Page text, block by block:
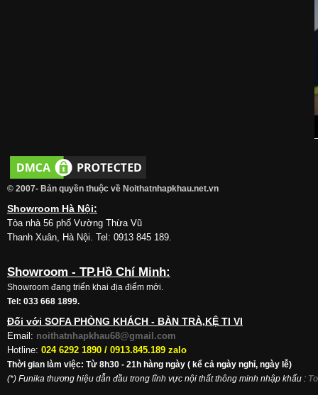
© 2007- Bản quyền thuộc về Noithatnhapkhau.net.vn
Showroom Hà Nội:
Tòa nhà 56 phố Vường Thừa Vũ
Thanh Xuân, Hà Nội. Tel: 0913 845 189.
Showroom - TP.Hồ Chí Minh:
Showroom đang triển khai địa điểm mới.
Tel: 033 668 1899.
Đối với SOFA PHÒNG KHÁCH - BÀN TRÀ,KỆ TI VI
Email: noithatnhapkhau68@gmail.com
Hotline: 024 6292 1890 / 0913.845.189 zalo
Thời gian làm việc: Từ 8h30 - 21h hàng ngày ( kể cả ngày nghỉ, ngày lễ)
(*) Funika thương hiệu dẫn đầu trong lĩnh vực nội thất thông minh nhập khẩu :